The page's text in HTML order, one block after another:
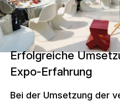
Erfolgreiche
Expo-Erfahrung
Bei der Umsetzung der